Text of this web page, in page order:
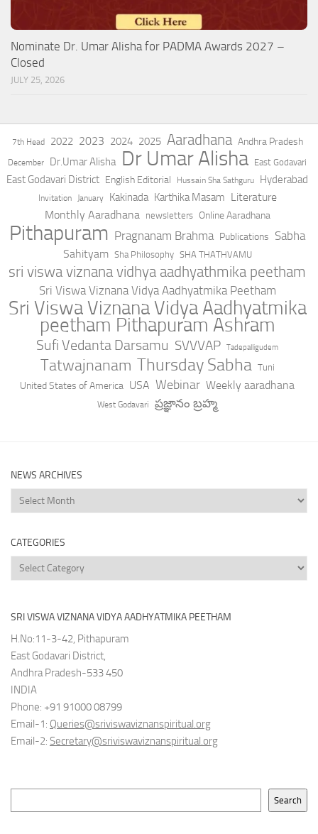
Nominate Dr. Umar Alisha for PADMA Awards 2027 –
Closed
JULY 25, 2026
7th Head 2022 2023 2024 2025 Aaradhana Andhra Pradesh
December Dr.Umar Alisha Dr Umar Alisha East Godavari
East Godavari District English Editorial Hussain Sha Sathguru Hyderabad
Invitation January Kakinada Karthika Masam Literature
Monthly Aaradhana
newsletters Online Aaradhana
Pithapuram Pragnanam Brahma Publications Sabha
Sahityam Sha Philosophy SHA THATHVAMU
sri viswa viznana vidhya aadhyathmika peetham
Sri Viswa Viznana Vidya Aadhyatmika Peetham
Sri Viswa Viznana Vidya Aadhyatmika
peetham Pithapuram Ashram
Sufi Vedanta Darsamu SVVVAP Tadepalligudem
Tatwajnanam Thursday Sabha Tuni
United States of America USA Webinar Weekly aaradhana
West Godavari ప్రజ్ఞానం బ్రహ్మ
NEWS ARCHIVES
News
Archives
CATEGORIES
Categories
SRI VISWA VIZNANA VIDYA AADHYATMIKA PEETHAM
H.No:11-3-42, Pithapuram
East Godavari District,
Andhra Pradesh-533 450
INDIA
Phone: +91 91000 08799
Email-1: Queries@sriviswaviznanspiritual.org
Email-2: Secretary@sriviswaviznanspiritual.org
Search